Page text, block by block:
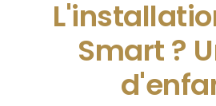
Smart ?